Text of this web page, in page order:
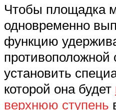
Чтобы площадка
одновременно
функцию
противоположной
установить
которой она будет
верхнюю ступень